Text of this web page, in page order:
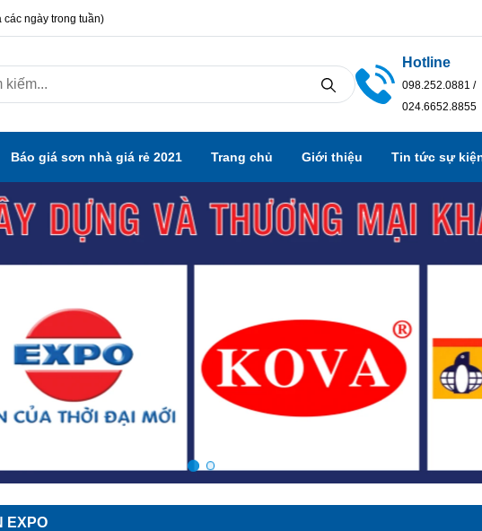
các ngày trong tuần)
Hotline
098.252.0881 /
024.6652.8855
Báo giá sơn nhà giá rẻ 2021 Trang chủ Giới thiệu Tin tức sự
EXPO